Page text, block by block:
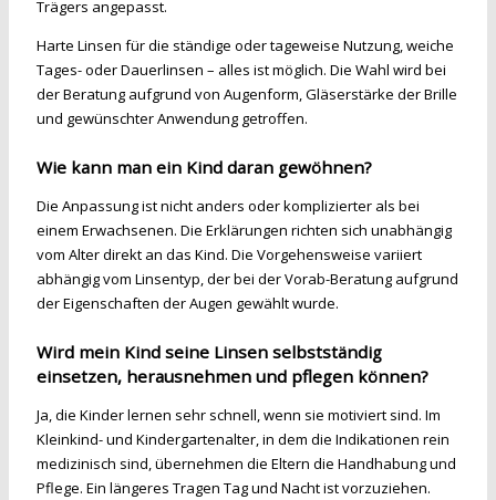
Trägers angepasst.
Harte Linsen für die ständige oder tageweise Nutzung, weiche
Tages- oder Dauerlinsen – alles ist möglich. Die Wahl wird bei
der Beratung aufgrund von Augenform, Gläserstärke der Brille
und gewünschter Anwendung getroffen.
Wie kann man ein Kind daran gewöhnen?
Die Anpassung ist nicht anders oder komplizierter als bei
einem Erwachsenen. Die Erklärungen richten sich unabhängig
vom Alter direkt an das Kind. Die Vorgehensweise variiert
abhängig vom Linsentyp, der bei der Vorab-Beratung aufgrund
der Eigenschaften der Augen gewählt wurde.
Wird mein Kind seine Linsen selbstständig
einsetzen, herausnehmen und pflegen können?
Ja, die Kinder lernen sehr schnell, wenn sie motiviert sind. Im
Kleinkind- und Kindergartenalter, in dem die Indikationen rein
medizinisch sind, übernehmen die Eltern die Handhabung und
Pflege. Ein längeres Tragen Tag und Nacht ist vorzuziehen.